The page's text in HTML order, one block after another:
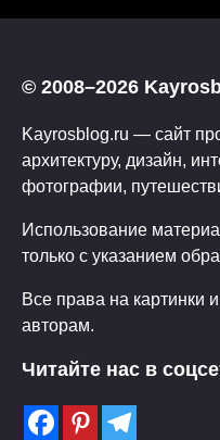
© 2008–2026
Kayrosblog.ru — сайт
архитектуру, дизайн,
фотографии,
Использование
только с указанием
Все права на картинки
авторам.
Читайте нас в